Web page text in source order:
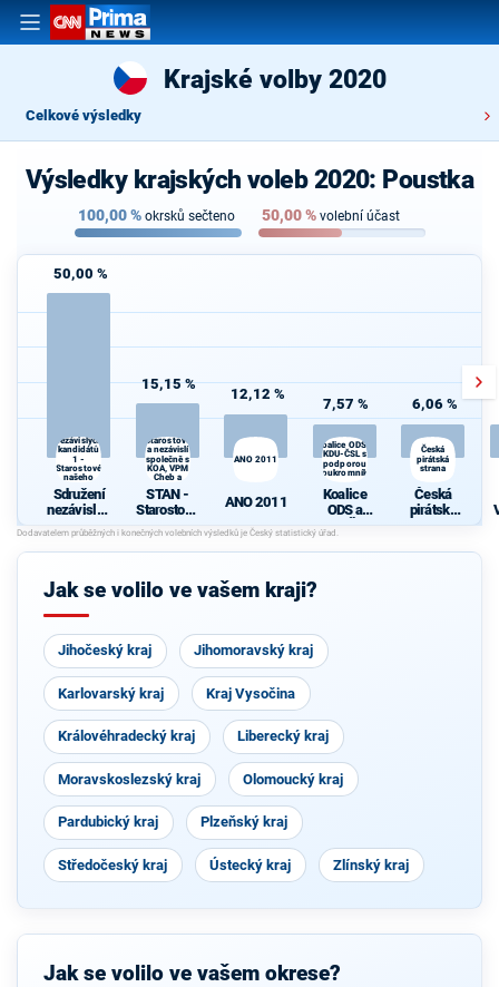
Krajské volby 2020
Celkové výsledky
Výsledky krajských voleb 2020: Poustka
100,00% okrsků sečteno 50,00% volební účast
50,00 %
nezávislých
kandidátů
1 -
Starostové
našeho
kraje
Sdružení
nezávislýc
h
kandidátů
1 -
našeho
15,15 %
Starostové
a nezávislí
společně s
KOA, VPM
Cheb a
STAN -
Starostové
a nezávislí
společně s
KOA, VPM
TOP 09
12,12 %
ANO 2011
ANO 2011
7,57 %
Koalice ODS a
KDU-ČSL s
podporou
Soukromníků
Koalice
ODS a
KDU-ČSL
s podporou
Soukromní
6,06 %
Česká
pirátská
strana
Česká
pirátská
strana
Jak se volilo ve vašem kraji?
Jihočeský kraj Jihomoravský kraj
Karlovarský kraj Kraj Vysočina
Královéhradecký kraj Liberecký kraj
Moravskoslezský kraj Olomoucký kraj
Pardubický kraj Plzeňský kraj
Středočeský kraj Ústecký kraj Zlínský kraj
Jak se volilo ve vašem okrese?